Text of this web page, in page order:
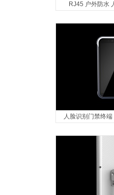
RJ45 户外防水
人脸识别门禁终